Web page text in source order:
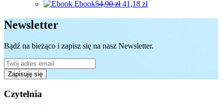
produktu
Ebook54,90zł 41,18 zł
produkt
ma
wariantów.
Opcje
można
wybrać
stronie
Newsletter
Bądź na bieżąco i zapisz się na nasz Newsletter.
Zapisuję się
Czytelnia